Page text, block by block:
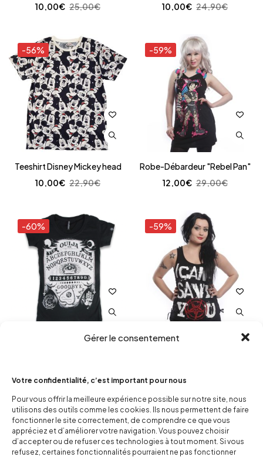
Gérer le consentement
Votre confidentialité, c’est important pour nous
Pour vous offrir la meilleure expérience possible sur notre site, nous
utilisons des outils comme les cookies. Ils nous permettent de faire
fonctionner le site correctement, de comprendre ce que vous
appréciez et d’améliorer votre navigation. Vous pouvez choisir
d’accepter ou de refuser ces technologies à tout moment. Si vous
refusez, certaines fonctionnalités pourraient ne pas fonctionner
25,00€
10,00€
24,90€
10,00€
-56%
Teeshirt Disney Mickey head
22,90€
10,00€
-59%
Robe-Débardeur "Rebel Pan"
29,00€
12,00€
-60%
Tshirt Ouija II
-59%
Top femme No Saver
-60% -47%